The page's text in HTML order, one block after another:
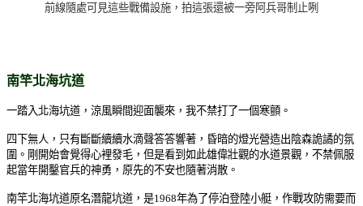
前線隨處可見這些戰備設施，拍這張還被一旁阿兵哥制止咧
南竿北海坑道
一踏入北海坑道，涼風瞬間迎面襲來，我不禁打了一個寒顫。
四下無人，只有斷斷續續水滴聲答答響著，昏暗的燈光營造出陰森詭譎的氛
圍。剛開始會覺得心裡發毛，但是看到如此雄偉壯觀的水道景觀，不禁佩服
起當年開鑿官兵的神勇，原先的不安也隨著消散。
南竿北海坑道原名潛龍坑道，是1968年為了停泊登陸小艇，作戰攻防需要而